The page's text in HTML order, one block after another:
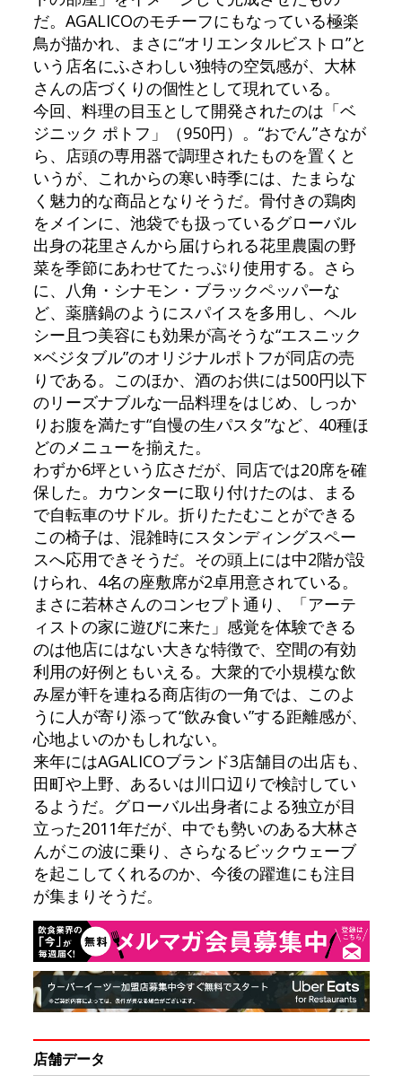
だ。AGALICOのモチーフにもなっている極楽
鳥が描かれ、まさに“オリエンタルビストロ”と
いう店名にふさわしい独特の空気感が、大林
さんの店づくりの個性として現れている。
今回、料理の目玉として開発されたのは「ベ
ジニック ポトフ」（950円）。“おでん”さなが
ら、店頭の専用器で調理されたものを置くと
いうが、これからの寒い時季には、たまらな
く魅力的な商品となりそうだ。骨付きの鶏肉
をメインに、池袋でも扱っているグローバル
出身の花里さんから届けられる花里農園の野
菜を季節にあわせてたっぷり使用する。さら
に、八角・シナモン・ブラックペッパーな
ど、薬膳鍋のようにスパイスを多用し、ヘル
シー且つ美容にも効果が高そうな“エスニック
×ベジタブル”のオリジナルポトフが同店の売
りである。このほか、酒のお供には500円以下
のリーズナブルな一品料理をはじめ、しっか
りお腹を満たす“自慢の生パスタ”など、40種ほ
どのメニューを揃えた。
わずか6坪という広さだが、同店では20席を確
保した。カウンターに取り付けたのは、まる
で自転車のサドル。折りたたむことができる
この椅子は、混雑時にスタンディングスペー
スへ応用できそうだ。その頭上には中2階が設
けられ、4名の座敷席が2卓用意されている。
まさに若林さんのコンセプト通り、「アーテ
ィストの家に遊びに来た」感覚を体験できる
のは他店にはない大きな特徴で、空間の有効
利用の好例ともいえる。大衆的で小規模な飲
み屋が軒を連ねる商店街の一角では、このよ
うに人が寄り添って“飲み食い”する距離感が、
心地よいのかもしれない。
来年にはAGALICOブランド3店舗目の出店も、
田町や上野、あるいは川口辺りで検討してい
るようだ。グローバル出身者による独立が目
立った2011年だが、中でも勢いのある大林さ
んがこの波に乗り、さらなるビックウェーブ
を起こしてくれるのか、今後の躍進にも注目
が集まりそうだ。
店舗データ